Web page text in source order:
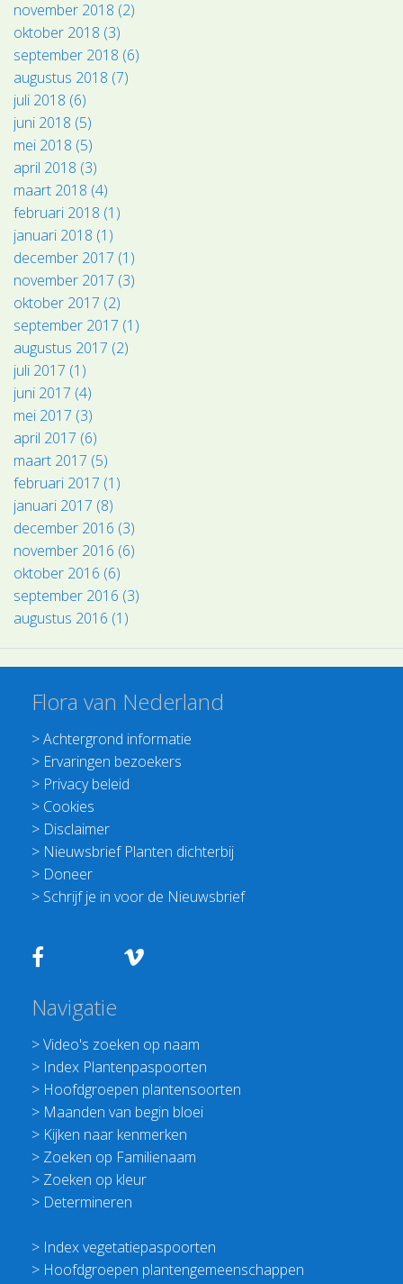
november 2018 (2)
oktober 2018 (3)
september 2018 (6)
augustus 2018 (7)
juli 2018 (6)
juni 2018 (5)
mei 2018 (5)
april 2018 (3)
maart 2018 (4)
februari 2018 (1)
januari 2018 (1)
december 2017 (1)
november 2017 (3)
oktober 2017 (2)
september 2017 (1)
augustus 2017 (2)
juli 2017 (1)
juni 2017 (4)
mei 2017 (3)
april 2017 (6)
maart 2017 (5)
februari 2017 (1)
januari 2017 (8)
december 2016 (3)
november 2016 (6)
oktober 2016 (6)
september 2016 (3)
augustus 2016 (1)
Flora van Nederland
>Achtergrond informatie
> Ervaringen bezoekers
> Privacy beleid
> Cookies
> Disclaimer
> Nieuwsbrief Planten dichterbij
> Doneer
> Schrijf je in voor de Nieuwsbrief
Navigatie
>Video's zoeken op naam
> Index Plantenpaspoorten
> Hoofdgroepen plantensoorten
> Maanden van begin bloei
> Kijken naar kenmerken
> Zoeken op Familienaam
> Zoeken op kleur
> Determineren
> Index vegetatiepaspoorten
> Hoofdgroepen plantengemeenschappen